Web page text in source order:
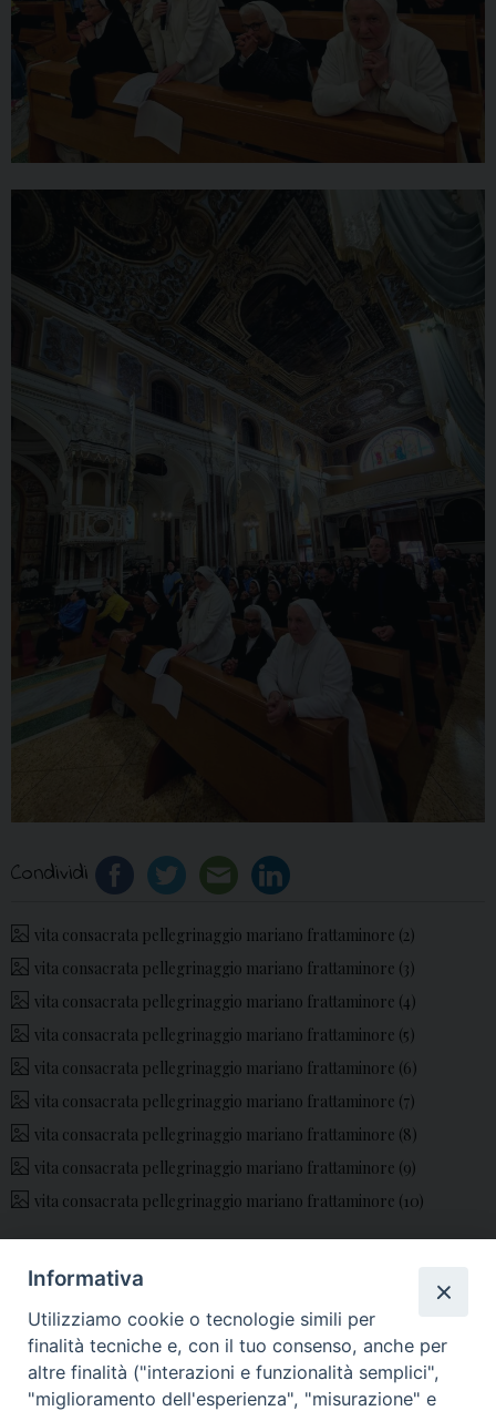
Condividi
vita consacrata pellegrinaggio mariano frattaminore (2)
vita consacrata pellegrinaggio mariano frattaminore (3)
vita consacrata pellegrinaggio mariano frattaminore (4)
vita consacrata pellegrinaggio mariano frattaminore (5)
vita consacrata pellegrinaggio mariano frattaminore (6)
vita consacrata pellegrinaggio mariano frattaminore (7)
vita consacrata pellegrinaggio mariano frattaminore (8)
vita consacrata pellegrinaggio mariano frattaminore (9)
vita consacrata pellegrinaggio mariano frattaminore (10)
Casalese di Dio” –
Servizio Video
Sabato 23 Maggio 2026:
Veglia di Pentecoste in
Cattedrale
Informativa
Utilizziamo cookie o tecnologie simili per
finalità tecniche e, con il tuo consenso, anche per
altre finalità ("interazioni e funzionalità semplici",
"miglioramento dell'esperienza", "misurazione" e